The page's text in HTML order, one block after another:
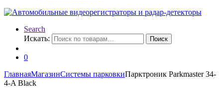
Search
Искать:
Поиск
0
ГлавнаяМагазинСистемы парковкиПарктроник Parkmaster 34-
4-A Black